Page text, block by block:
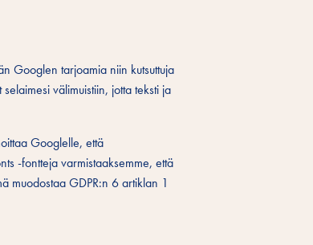
Googlen tarjoamia niin kutsuttuja
välimuistiin, jotta teksti ja
Googlelle, että
-fontteja varmistaaksemme, että
muodostaa GDPR:n 6 artiklan 1